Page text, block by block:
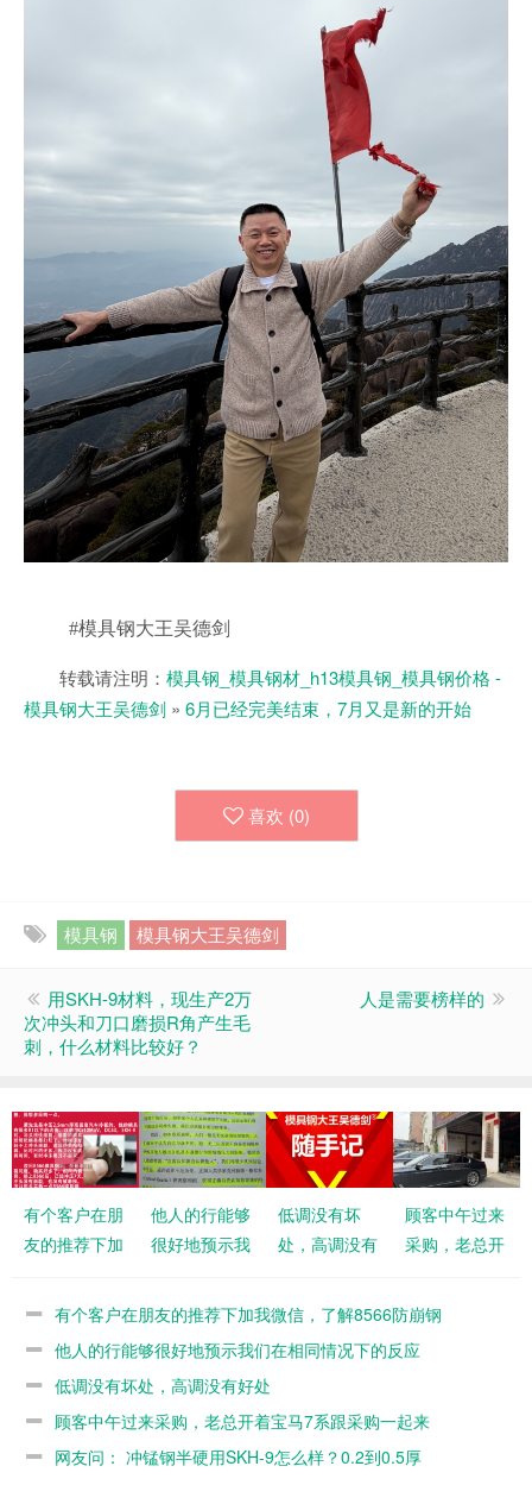
#模具钢大王吴德剑
转载请注明： 模具钢_模具钢材_h13模具钢_模具钢价格 -
模具钢大王吴德剑 » 6月已经完美结束，7月又是新的开始
喜欢 (0)
模具钢 模具钢大王吴德剑
用SKH-9材料，现生产2万
次冲头和刀口磨损R角产生毛
刺，什么材料比较好？
人是需要榜样的
有个客户在朋
友的推荐下加
8566防崩钢
他人的行能够
很好地预示我
下的反应
低调没有坏
处，高调没有
顾客中午过来
采购，老总开
采购一起来
有个客户在朋友的推荐下加我微信，了解8566防崩钢
他人的行能够很好地预示我们在相同情况下的反应
低调没有坏处，高调没有好处
顾客中午过来采购，老总开着宝马7系跟采购一起来
网友问： 冲锰钢半硬用SKH-9怎么样？0.2到0.5厚